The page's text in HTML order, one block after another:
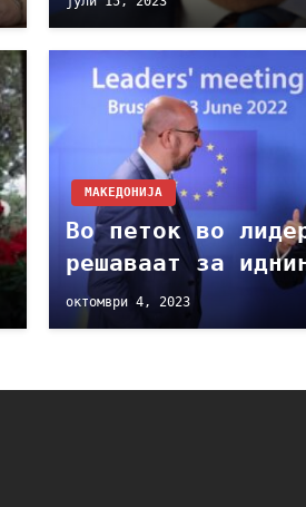
МАКЕДОНИЈА
Во петок во
решаваат за
октомври 4, 2023